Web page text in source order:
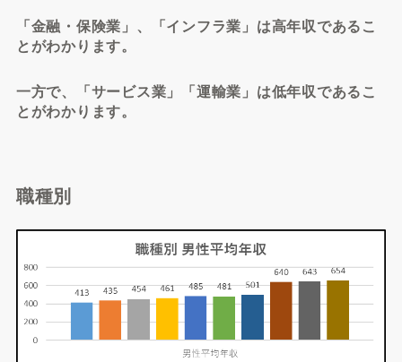
「金融・保険業」、「インフラ業」は高年収であるこ
とがわかります。
一方で、「サービス業」「運輸業」は低年収であるこ
とがわかります。
職種別